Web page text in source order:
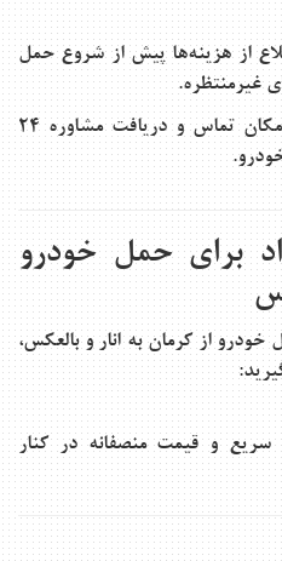
از هزینه‌ها پیش از شروع حمل
غیرمنتظره.
امکان تماس و دریافت مشاوره 24
برای حمل خودرو
از کرمان به انار و بالعکس،
سریع و قیمت منصفانه در کنار